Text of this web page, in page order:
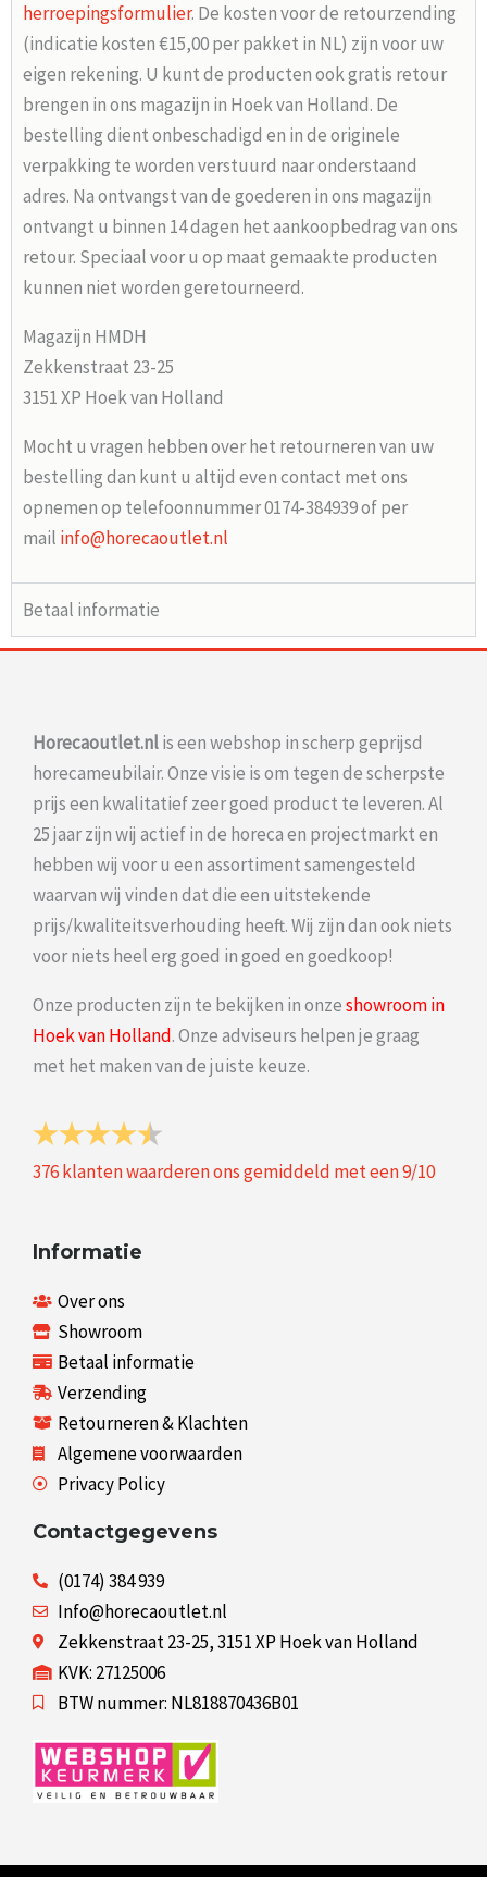
herroepingsformulier. De kosten voor de retourzending
(indicatie kosten €15,00 per pakket in NL) zijn voor uw
eigen rekening. U kunt de producten ook gratis retour
brengen in ons magazijn in Hoek van Holland. De
bestelling dient onbeschadigd en in de originele
verpakking te worden verstuurd naar onderstaand
adres. Na ontvangst van de goederen in ons magazijn
ontvangt u binnen 14 dagen het aankoopbedrag van ons
retour. Speciaal voor u op maat gemaakte producten
kunnen niet worden geretourneerd.
Magazijn HMDH
Zekkenstraat 23-25
3151 XP Hoek van Holland
Mocht u vragen hebben over het retourneren van uw
bestelling dan kunt u altijd even contact met ons
opnemen op telefoonnummer 0174-384939 of per
mail info@horecaoutlet.nl
Betaal informatie
Horecaoutlet.nlis een webshop in scherp geprijsd
horecameubilair. Onze visie is om tegen de scherpste
prijs een kwalitatief zeer goed product te leveren. Al
25 jaar zijn wij actief in de horeca en projectmarkt en
hebben wij voor u een assortiment samengesteld
waarvan wij vinden dat die een uitstekende
prijs/kwaliteitsverhouding heeft. Wij zijn dan ook niets
voor niets heel erg goed in goed en goedkoop!
Onze producten zijn te bekijken in onzeshowroom in
Hoek van Holland. Onze adviseurs helpen je graag
met het maken van de juiste keuze.
376klanten waarderen ons gemiddeld met een9/10
Informatie
Over ons
Showroom
Betaal informatie
Verzending
Retourneren & Klachten
Algemene voorwaarden
Privacy Policy
Contactgegevens
(0174) 384 939
Info@horecaoutlet.nl
Zekkenstraat 23-25, 3151 XP Hoek van Holland
KVK: 27125006
BTW nummer: NL818870436B01